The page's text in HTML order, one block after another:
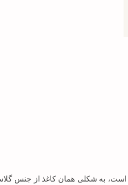
به شکلی همان کاغذ از جنس